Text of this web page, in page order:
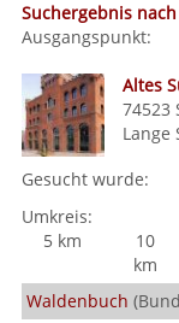
Suchergebnis
Ausgangspunkt:
Altes
74523
Lange
Gesucht wurde:
Umkreis:
5 km
10
km
Waldenbuch